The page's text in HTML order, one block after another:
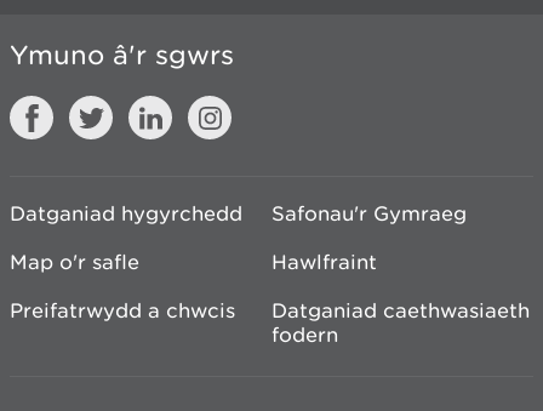
Ymuno â'r sgwrs
Datganiad hygyrchedd
Safonau'r Gymraeg
Map o'r safle
Hawlfraint
Preifatrwydd a chwcis
Datganiad caethwasiaeth
fodern